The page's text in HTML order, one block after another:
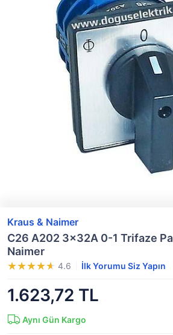
Kraus & Naimer
C26 A202 3x32A 0-1 Trifaze
Naimer
4.6 İlk Yorumu Siz Yapın
1.623,72 TL
Aynı Gün Kargo